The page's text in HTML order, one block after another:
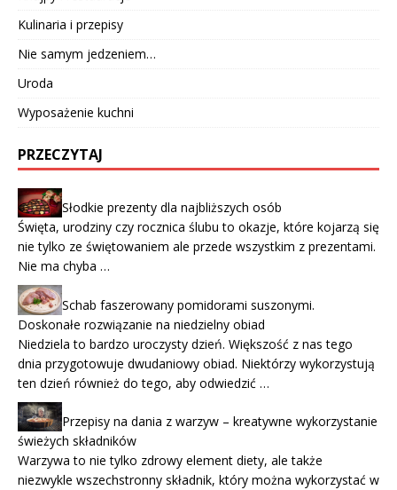
Kulinaria i przepisy
Nie samym jedzeniem…
Uroda
Wyposażenie kuchni
PRZECZYTAJ
Słodkie prezenty dla najbliższych osób
Święta, urodziny czy rocznica ślubu to okazje, które kojarzą się
nie tylko ze świętowaniem ale przede wszystkim z prezentami.
Nie ma chyba …
Schab faszerowany pomidorami suszonymi.
Doskonałe rozwiązanie na niedzielny obiad
Niedziela to bardzo uroczysty dzień. Większość z nas tego
dnia przygotowuje dwudaniowy obiad. Niektórzy wykorzystują
ten dzień również do tego, aby odwiedzić …
Przepisy na dania z warzyw – kreatywne wykorzystanie
świeżych składników
Warzywa to nie tylko zdrowy element diety, ale także
niezwykle wszechstronny składnik, który można wykorzystać w